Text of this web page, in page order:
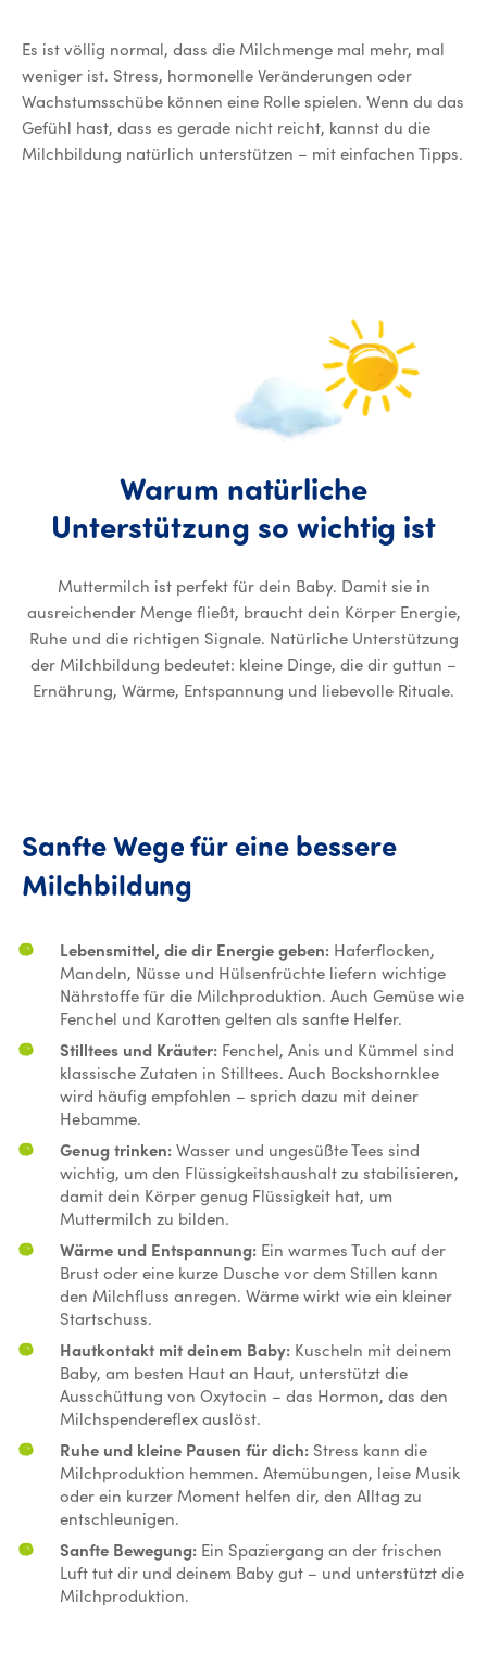
Es ist völlig normal, dass die Milchmenge mal mehr, mal
weniger ist. Stress, hormonelle Veränderungen oder
Wachstumsschübe können eine Rolle spielen. Wenn du das
Gefühl hast, dass es gerade nicht reicht, kannst du die
Milchbildung natürlich unterstützen – mit einfachen Tipps.
Warum natürliche
Unterstützung so wichtig ist
Muttermilch ist perfekt für dein Baby. Damit sie in
ausreichender Menge fließt, braucht dein Körper Energie,
Ruhe und die richtigen Signale. Natürliche Unterstützung
der Milchbildung bedeutet: kleine Dinge, die dir guttun –
Ernährung, Wärme, Entspannung und liebevolle Rituale.
Sanfte Wege für eine bessere
Milchbildung
Lebensmittel, die dir Energie geben: Haferflocken,
Mandeln, Nüsse und Hülsenfrüchte liefern wichtige
Nährstoffe für die Milchproduktion. Auch Gemüse wie
Fenchel und Karotten gelten als sanfte Helfer.
Stilltees und Kräuter: Fenchel, Anis und Kümmel sind
klassische Zutaten in Stilltees. Auch Bockshornklee
wird häufig empfohlen – sprich dazu mit deiner
Hebamme.
Genug trinken: Wasser und ungesüßte Tees sind
wichtig, um den Flüssigkeitshaushalt zu stabilisieren,
damit dein Körper genug Flüssigkeit hat, um
Muttermilch zu bilden.
Wärme und Entspannung: Ein warmes Tuch auf der
Brust oder eine kurze Dusche vor dem Stillen kann
den Milchfluss anregen. Wärme wirkt wie ein kleiner
Startschuss.
Hautkontakt mit deinem Baby: Kuscheln mit deinem
Baby, am besten Haut an Haut, unterstützt die
Ausschüttung von Oxytocin – das Hormon, das den
Milchspendereflex auslöst.
Ruhe und kleine Pausen für dich: Stress kann die
Milchproduktion hemmen. Atemübungen, leise Musik
oder ein kurzer Moment helfen dir, den Alltag zu
entschleunigen.
Sanfte Bewegung: Ein Spaziergang an der frischen
Luft tut dir und deinem Baby gut – und unterstützt die
Milchproduktion.